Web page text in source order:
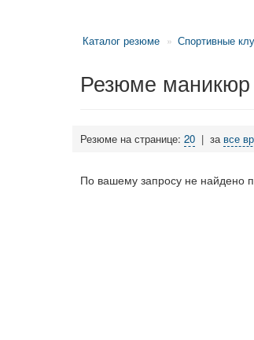
Каталог резюме Спортивные
Резюме
Резюме на странице: 20 | за все
По вашему запросу не найдено